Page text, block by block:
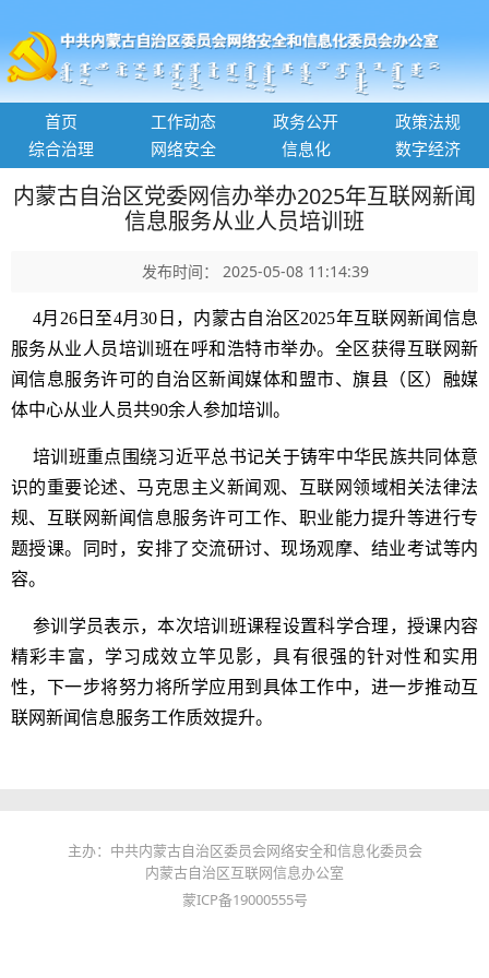
首页 工作动态 政务公开
政策法规
综合治理
网络安全 信息化 数字经济
内蒙古自治区党委网信办举办2025年互联网新闻
信息服务从业人员培训班
发布时间： 2025-05-08 11:14:39
4月26日至4月30日，内蒙古自治区2025年互联网新闻信息
服务从业人员培训班在呼和浩特市举办。全区获得互联网新
闻信息服务许可的自治区新闻媒体和盟市、旗县（区）融媒
体中心从业人员共90余人参加培训。
培训班重点围绕习近平总书记关于铸牢中华民族共同体意
识的重要论述、马克思主义新闻观、互联网领域相关法律法
规、互联网新闻信息服务许可工作、职业能力提升等进行专
题授课。同时，安排了交流研讨、现场观摩、结业考试等内
容。
参训学员表示，本次培训班课程设置科学合理，授课内容
精彩丰富，学习成效立竿见影，具有很强的针对性和实用
性，下一步将努力将所学应用到具体工作中，进一步推动互
联网新闻信息服务工作质效提升。
主办：中共内蒙古自治区委员会网络安全和信息化委员会
内蒙古自治区互联网信息办公室
蒙ICP备19000555号